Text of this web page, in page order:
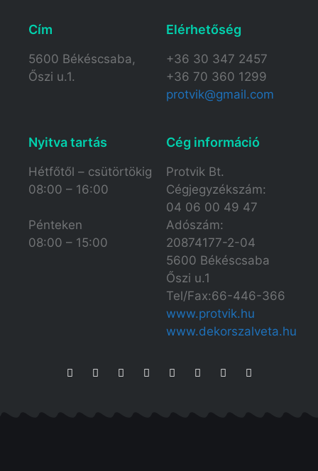
Cím
5600 Békéscsaba,
Őszi u.1.
Elérhetőség​
+36 30 347 2457
+36 70 360 1299
protvik@gmail.com
Nyitva tartás​
Hétfőtől – csütörtökig
08:00 – 16:00
Pénteken
08:00 – 15:00
Cég információ
Protvik Bt.
Cégjegyzékszám:
04 06 00 49 47
Adószám:
20874177-2-04
5600 Békéscsaba
Őszi u.1
Tel/Fax:66-446-366
www.protvik.hu
www.dekorszalveta.hu